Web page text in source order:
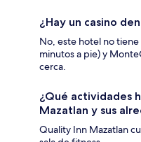
¿Hay un casino
No, este hotel no tiene
minutos a pie) y
cerca.
¿Qué actividades
Mazatlan y sus
Quality Inn Mazatlan